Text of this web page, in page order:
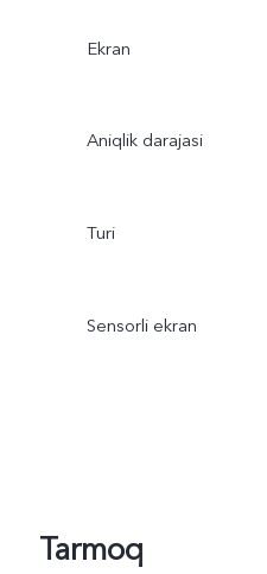
Ekran
Aniqlik darajasi
Turi
Sensorli ekran
Tarmoq